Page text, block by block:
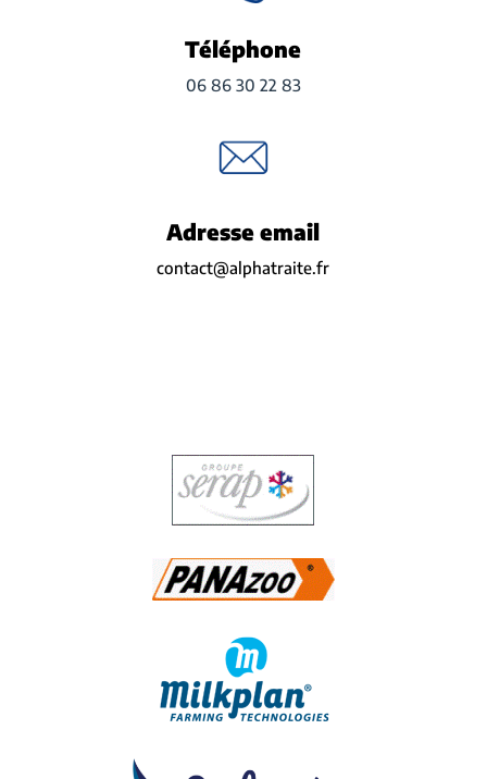
Téléphone
06 86 30 22 83
Adresse email
contact@alphatraite.fr